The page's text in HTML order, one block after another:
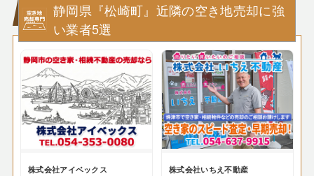
静岡県『松崎町』近隣の空き地売却に強
い業者5選
株式会社アイベックス 株式会社いちえ不動産